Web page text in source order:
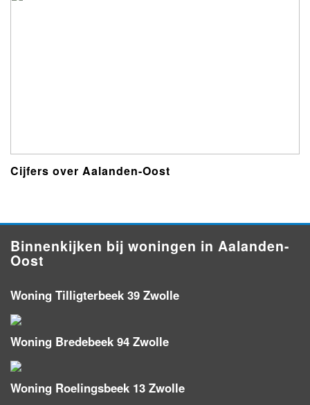
Cijfers over Aalanden-Oost
Binnenkijken bij woningen in Aalanden-
Oost
Woning Tilligterbeek 39 Zwolle
Woning Bredebeek 94 Zwolle
Woning Roelingsbeek 13 Zwolle